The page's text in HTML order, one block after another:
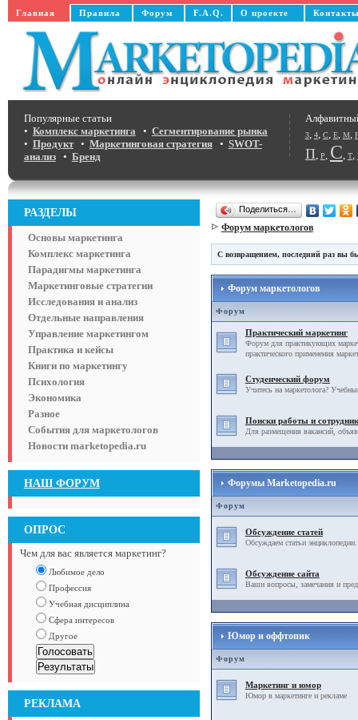
Главная Правила Форум F.A.Q. О проекте
3, 4, C, E, M,
П, Р, С, Т,
Популярные статьи
• Комплекс маркетинга • Сегментирование рынка
• Продукт• Маркетинговая стратегия• SWOT-
анализ• Бренд
РАЗДЕЛЫ
Основы маркетинга
Комплекс маркетинга
Парадигмы маркетинга
Маркетинговые стратегии
Исследования и анализ
Отдельные направления
Управление маркетингом
Практика и кейсы
Книги по маркетингу
Психология
Экономика
Разное
События для маркетологов
Новости marketopedia.ru
НАШ ФОРУМ
ОПРОС
Чем для вас является маркетинг?
Любимое дело
Профессия
Учебная дисциплина
Сфера интересов
Другое
РЕКЛАМА
Поделиться…
Форум маркетологов
С возвращением, последний раз вы
Форум маркетологов
Форум
Практический маркетинг
Форум для практикующих
практического применения
Студенческий форум
Учитесь на маркетолога?
Поиски работы и
Для размещения вакансий,
Форумы Marketopedia.ru
Форум
Обсуждение статей
Обсуждаем статьи энциклопедии.
Обсуждение сайта
Ваши вопросы, замечания и
Юмор и оффтопик
Форум
Маркетинг и юмор
Юмор в маркетинге и рекламе